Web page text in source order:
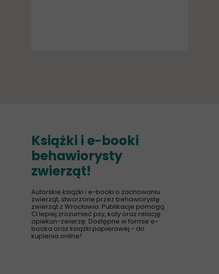
Książki i e-booki
behawiorysty
zwierząt!
Autorskie książki i e-booki o zachowaniu
zwierząt, stworzone przez behawiorystę
zwierząt z Wrocławia. Publikacje pomogą
Ci lepiej zrozumieć psy, koty oraz relację
opiekun-zwierzę. Dostępne w formie e-
booka oraz książki papierowej - do
kupienia online!